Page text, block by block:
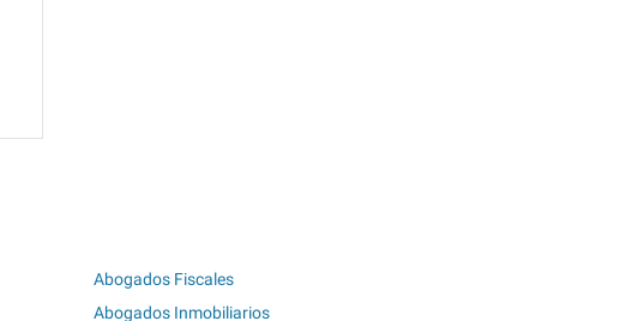
Abogados Fiscales
Abogados Inmobiliarios